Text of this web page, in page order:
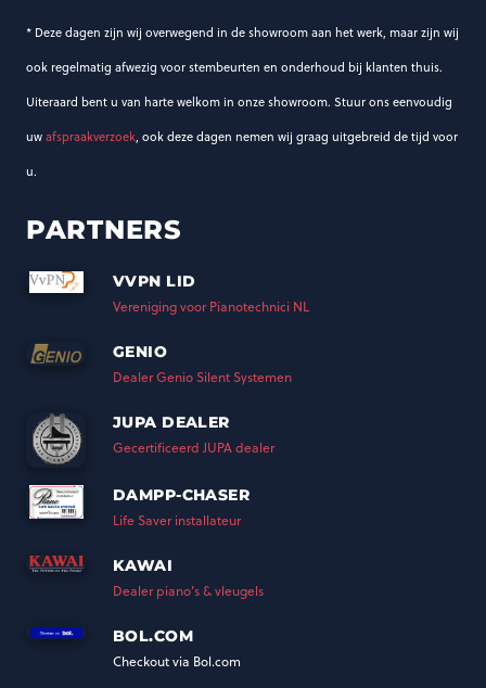
* Deze dagen zijn wij overwegend in de showroom aan het werk, maar zijn wij
ook regelmatig afwezig voor stembeurten en onderhoud bij klanten thuis.
Uiteraard bent u van harte welkom in onze showroom. Stuur ons eenvoudig
uwafspraakverzoek, ook deze dagen nemen wij graag uitgebreid de tijd voor
u.
PARTNERS
VVPN LID
Vereniging voor Pianotechnici NL
GENIO
Dealer Genio Silent Systemen
JUPA DEALER
Gecertificeerd JUPA dealer
DAMPP-CHASER
Life Saver installateur
KAWAI
Dealer piano’s & vleugels
BOL.COM
Checkout via Bol.com